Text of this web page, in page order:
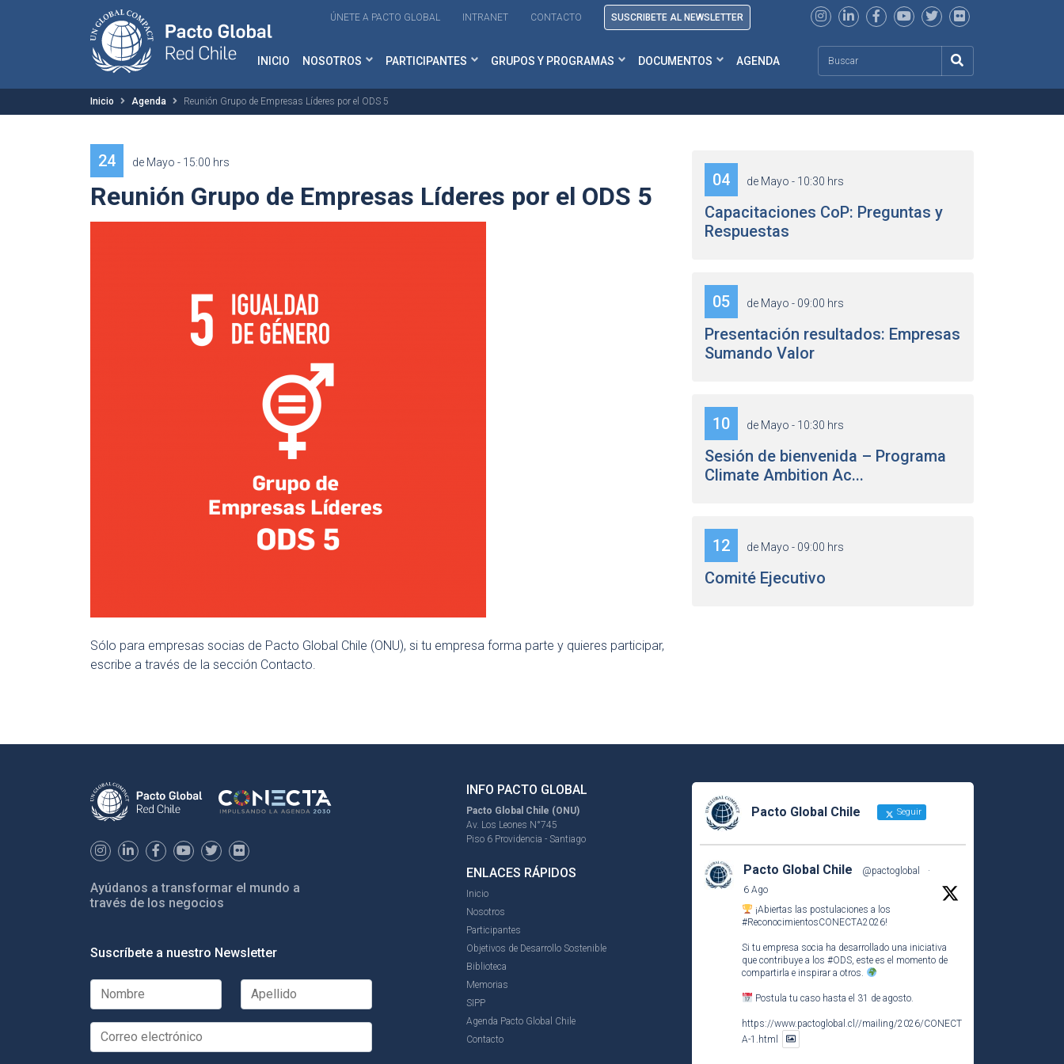
ÚNETE A PACTO GLOBAL INTRANET CONTACTO SUSCRIBETE AL NEWSLETTER
INICIO NOSOTROS PARTICIPANTES GRUPOS Y PROGRAMAS DOCUMENTOS AGENDA
Inicio Agenda Reunión Grupo de Empresas Líderes por el ODS 5
24 de Mayo - 15:00 hrs
Reunión Grupo de Empresas Líderes por el ODS 5
Sólo para empresas socias de Pacto Global Chile (ONU), si tu empresa forma parte y quieres participar,
escribe a través de la sección Contacto.
04 de Mayo - 10:30 hrs
Capacitaciones CoP: Preguntas y
Respuestas
05 de Mayo - 09:00 hrs
Presentación resultados: Empresas
Sumando Valor
10 de Mayo - 10:30 hrs
Sesión de bienvenida – Programa
Climate Ambition Ac...
12 de Mayo - 09:00 hrs
Comité Ejecutivo
Ayúdanos a transformar el mundo a
través de los negocios
Suscríbete a nuestro Newsletter
INFO PACTO GLOBAL
Pacto Global Chile (ONU)
Av. Los Leones N°745
Piso 6 Providencia - Santiago
ENLACES RÁPIDOS
Inicio
Nosotros
Participantes
Objetivos de Desarrollo Sostenible
Biblioteca
Memorias
SIPP
Agenda Pacto Global Chile
Contacto
Pacto Global Chile Seguir
Pacto Global Chile @pactoglobal
·
6 Ago
¡Abiertas las postulaciones a los
#ReconocimientosCONECTA2026!
Si tu empresa socia ha desarrollado una iniciativa
que contribuye a los #ODS, este es el momento de
compartirla e inspirar a otros.
Postula tu caso hasta el 31 de agosto.
https://www.pactoglobal.cl//mailing/2026/CONECT
A-1.html